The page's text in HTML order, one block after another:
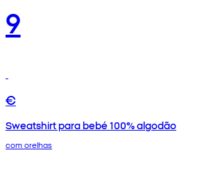
9
€
Sweatshirt para bebé 100% algodão
com orelhas